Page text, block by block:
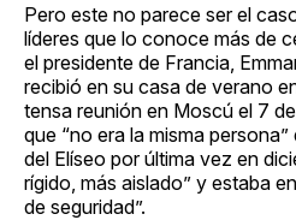
Pero este no parece ser el
líderes que lo conoce más de
el presidente de Francia,
recibió en su casa de verano
tensa reunión en Moscú el 7
que “no era la misma
del Elíseo por última vez en
rígido, más aislado” y estaba
de seguridad”.